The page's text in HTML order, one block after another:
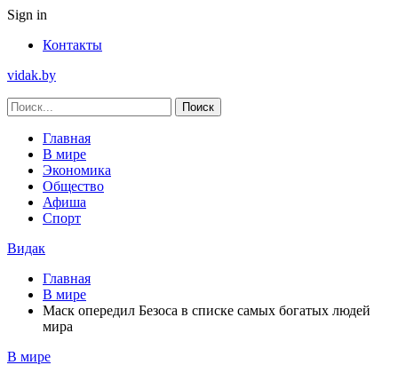
Sign in
Контакты
vidak.by
Главная
В мире
Экономика
Общество
Афиша
Спорт
Видак
Главная
В мире
Маск опередил Безоса в списке самых богатых людей
мира
В мире